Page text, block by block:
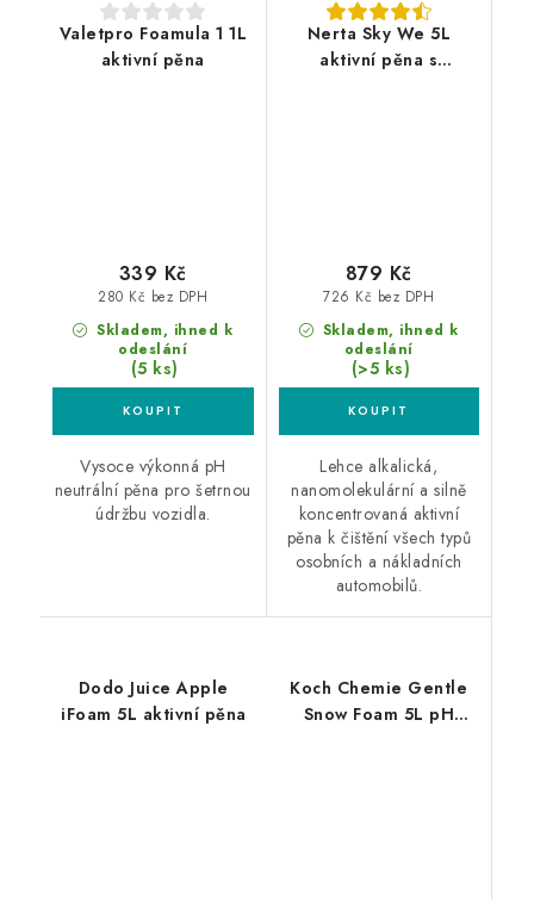
Valetpro Foamula 1 1L
aktivní pěna
Skladem, ihned k
odeslání
(5 ks)
280 Kč bez DPH
339 Kč
Vysoce výkonná pH
neutrální pěna pro šetrnou
údržbu vozidla.
Nerta Sky We 5L
aktivní pěna s
Skladem, ihned k
odeslání
(>5 ks)
726 Kč bez DPH
879 Kč
Lehce alkalická,
nanomolekulární a silně
koncentrovaná aktivní
pěna k čištění všech typů
osobních a nákladních
automobilů.
Dodo Juice Apple
iFoam 5L aktivní pěna
Koch Chemie Gentle
Snow Foam 5L pH